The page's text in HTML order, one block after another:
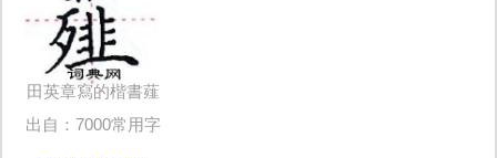
田英章寫的楷書薤
出自：7000常用字